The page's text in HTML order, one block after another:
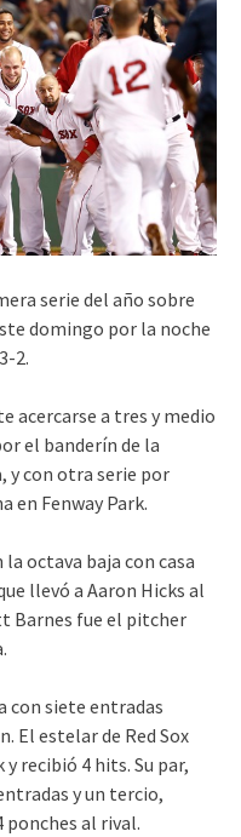
serie del año sobre
domingo por la noche
2.
acercarse a tres y medio
el banderín de la
y con otra serie por
en Fenway Park.
octava baja con casa
llevó a Aaron Hicks al
Barnes fue el pitcher
con siete entradas
El estelar de Red Sox
y recibió 4 hits. Su par,
y un tercio,
al rival.